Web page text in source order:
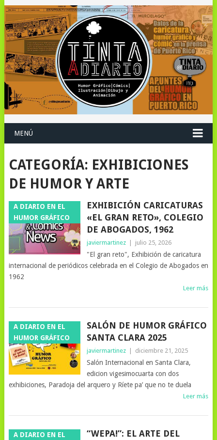
MENÚ
CATEGORÍA: EXHIBICIONES
DE HUMOR Y ARTE
A DIARIO EN EL
HUMOR GRÁFICO
EXHIBICIÓN CARICATURAS
«EL GRAN RETO», COLEGIO
DE ABOGADOS, 1962
javiermartinez julio 25, 2026
"El gran reto", Exhibición de caricatura
internacional de periódicos celebrada en el Colegio de Abogados en
1962
Leer más
A DIARIO EN EL
HUMOR GRÁFICO
SALÓN DE HUMOR GRÁFICO
SANTA CLARA 2025
javiermartinez diciembre 21, 2025
Salón Internacional en Santa Clara,
edicion vigesimocuarta con dos
exhibiciones, Paradoja del arquero y Ríete pa’ que no te duela
Leer más
A DIARIO EN EL
“WEPA!”: EL ARTE DEL